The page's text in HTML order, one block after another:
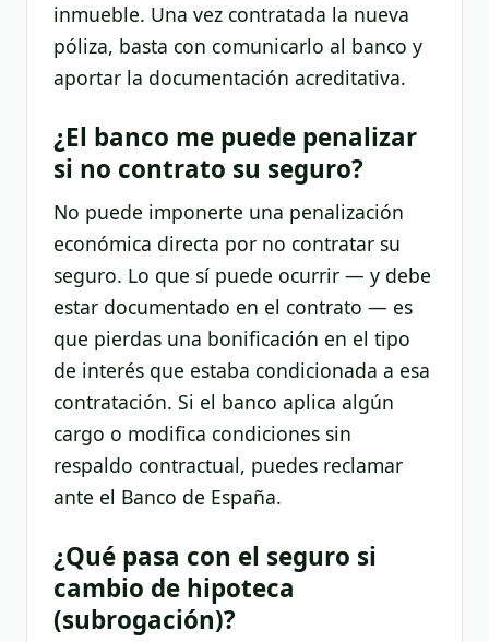
inmueble. Una vez contratada la nueva
póliza, basta con comunicarlo al banco y
aportar la documentación acreditativa.
¿El banco me puede penalizar
si no contrato su seguro?
No puede imponerte una penalización
económica directa por no contratar su
seguro. Lo que sí puede ocurrir — y debe
estar documentado en el contrato — es
que pierdas una bonificación en el tipo
de interés que estaba condicionada a esa
contratación. Si el banco aplica algún
cargo o modifica condiciones sin
respaldo contractual, puedes reclamar
ante el Banco de España.
¿Qué pasa con el seguro si
cambio de hipoteca
(subrogación)?